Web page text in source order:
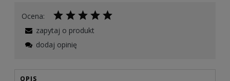
Ocena:
zapytaj o produkt
dodaj opinię
OPIS